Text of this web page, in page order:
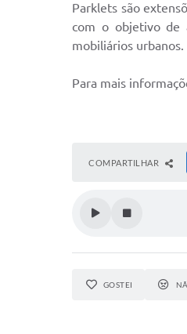
Parklets são
com o objetivo de
mobiliários urbanos.
Para mais
COMPARTILHAR
GOSTEI